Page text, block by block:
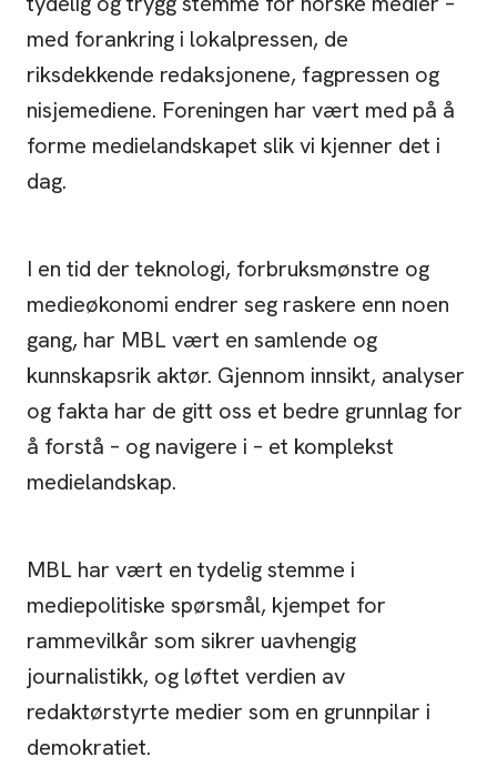
med forankring i lokalpressen, de
riksdekkende redaksjonene, fagpressen og
nisjemediene. Foreningen har vært med på å
forme medielandskapet slik vi kjenner det i
dag.
I en tid der teknologi, forbruksmønstre og
medieøkonomi endrer seg raskere enn noen
gang, har MBL vært en sam­lende og
kunnskapsrik aktør. Gjennom innsikt, analyser
og fakta har de gitt oss et bedre grunnlag for
å forstå – og navigere i – et komplekst
medielandskap.
MBL har vært en tydelig stemme i
mediepolitiske spørsmål, kjempet for
rammevilkår som sikrer uavhengig
journalistikk, og løftet verdien av
redaktørstyrte medier som en grunnpilar i
demokratiet.